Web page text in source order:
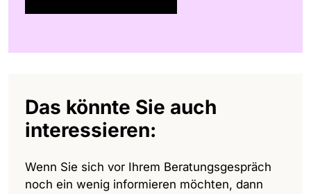
Das könnte Sie auch
interessieren:
Wenn Sie sich vor Ihrem Beratungsgespräch
noch ein wenig informieren möchten, dann